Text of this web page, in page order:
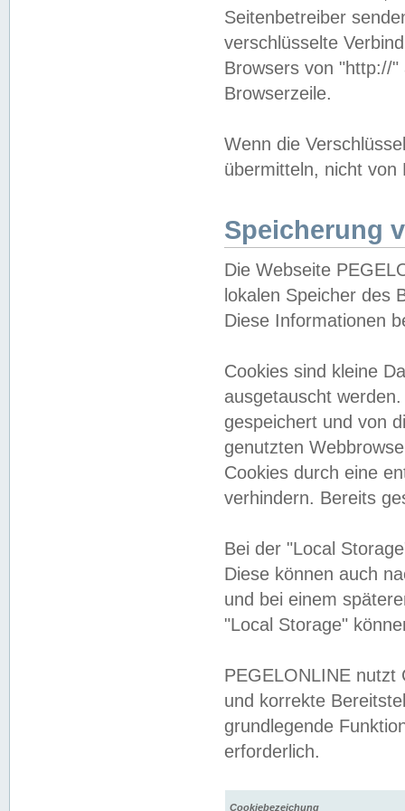
Seitenbetreiber
verschlüsselte
Browsers von "http://
Browserzeile.
Wenn die
übermitteln, nicht von
Speicherung
Die Webseite
lokalen Speicher des
Diese Informationen
Cookies sind kleine
ausgetauscht
gespeichert und von
genutzten
Cookies durch eine
verhindern. Bereits
Bei der "Local
Diese können auch
und bei einem
"Local Storage"
PEGELONLINE nutzt
und korrekte
grundlegende
erforderlich.
Cookiebezeichung